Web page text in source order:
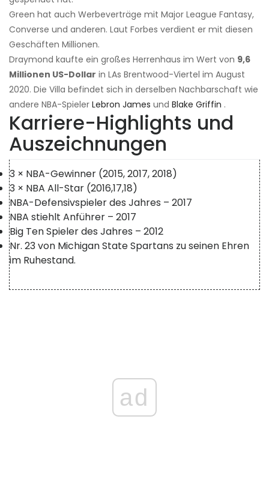
Green hat auch Werbeverträge mit Major League Fantasy,
Converse und anderen. Laut Forbes verdient er mit diesen
Geschäften Millionen.
Draymond kaufte ein großes Herrenhaus im Wert von 9,6
Millionen US-Dollar in LAs Brentwood-Viertel im August
2020. Die Villa befindet sich in derselben Nachbarschaft wie
andere NBA-Spieler Lebron James und Blake Griffin .
Karriere-Highlights und
Auszeichnungen
3 × NBA-Gewinner (2015, 2017, 2018)
3 × NBA All-Star (2016,17,18)
NBA-Defensivspieler des Jahres – 2017
NBA stiehlt Anführer – 2017
Big Ten Spieler des Jahres – 2012
Nr. 23 von Michigan State Spartans zu seinen Ehren
im Ruhestand.
ad